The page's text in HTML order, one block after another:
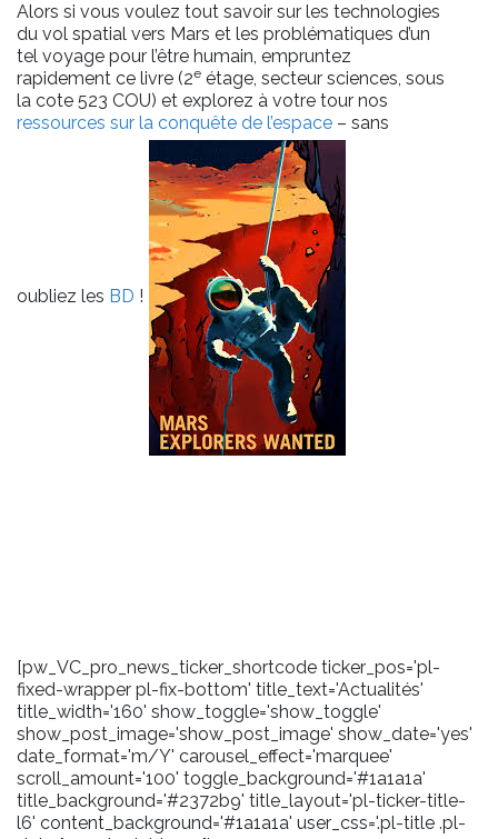
Alors si vous voulez tout savoir sur les technologies
du vol spatial vers Mars et les problématiques d’un
tel voyage pour l’être humain, empruntez
rapidement ce livre (2e étage, secteur sciences, sous
la cote 523 COU) et explorez à votre tour nos
ressources sur la conquête de l’espace – sans
oubliez les BD !
[pw_VC_pro_news_ticker_shortcode ticker_pos='pl-
fixed-wrapper pl-fix-bottom' title_text='Actualités'
title_width='160' show_toggle='show_toggle'
show_post_image='show_post_image' show_date='yes'
date_format='m/Y' carousel_effect='marquee'
scroll_amount='100' toggle_background='#1a1a1a'
title_background='#2372b9' title_layout='pl-ticker-title-
l6' content_background='#1a1a1a' user_css='.pl-title .pl-